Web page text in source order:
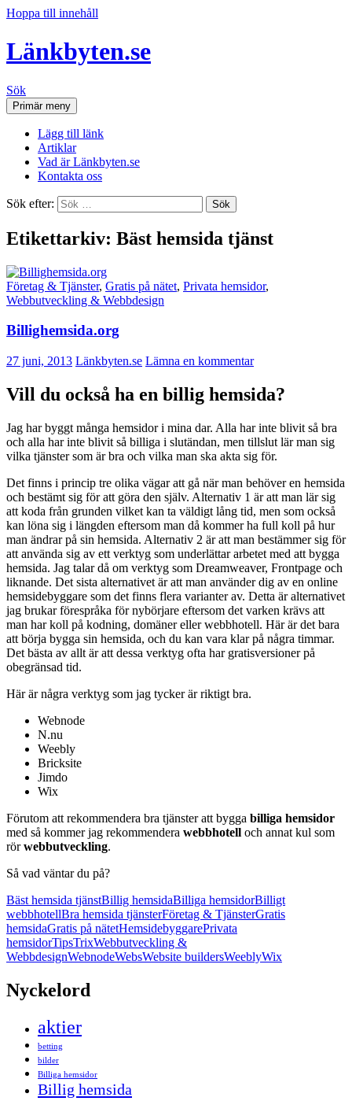
Hoppa till innehåll
Länkbyten.se
Sök
Primär meny
Lägg till länk
Artiklar
Vad är Länkbyten.se
Kontakta oss
Sök efter:
Etikettarkiv: Bäst hemsida tjänst
Företag & Tjänster, Gratis på nätet, Privata hemsidor,
Webbutveckling & Webbdesign
Billighemsida.org
27 juni, 2013 Länkbyten.se Lämna en kommentar
Vill du också ha en billig hemsida?
Jag har byggt många hemsidor i mina dar. Alla har inte blivit så bra
och alla har inte blivit så billiga i slutändan, men tillslut lär man sig
vilka tjänster som är bra och vilka man ska akta sig för.
Det finns i princip tre olika vägar att gå när man behöver en hemsida
och bestämt sig för att göra den själv. Alternativ 1 är att man lär sig
att koda från grunden vilket kan ta väldigt lång tid, men som också
kan löna sig i längden eftersom man då kommer ha full koll på hur
man ändrar på sin hemsida. Alternativ 2 är att man bestämmer sig för
att använda sig av ett verktyg som underlättar arbetet med att bygga
hemsida. Jag talar då om verktyg som Dreamweaver, Frontpage och
liknande. Det sista alternativet är att man använder dig av en online
hemsidebyggare som det finns flera varianter av. Detta är alternativet
jag brukar förespråka för nybörjare eftersom det varken krävs att
man har koll på kodning, domäner eller webbhotell. Här är det bara
att börja bygga sin hemsida, och du kan vara klar på några timmar.
Det bästa av allt är att dessa verktyg ofta har gratisversioner på
obegränsad tid.
Här är några verktyg som jag tycker är riktigt bra.
Webnode
N.nu
Weebly
Bricksite
Jimdo
Wix
Förutom att rekommendera bra tjänster att bygga billiga hemsidor
med så kommer jag rekommendera webbhotell och annat kul som
rörwebbutveckling.
Så vad väntar du på?
Bäst hemsida tjänstBillig hemsidaBilliga hemsidorBilligt
webbhotellBra hemsida tjänsterFöretag & TjänsterGratis
hemsidaGratis på nätetHemsidebyggarePrivata
hemsidorTipsTrixWebbutveckling &
WebbdesignWebnodeWebsWebsite buildersWeeblyWix
Nyckelord
aktier
betting
bilder
Billiga hemsidor
Billig hemsida